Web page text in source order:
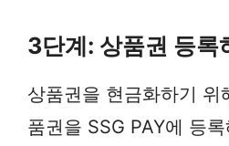
3단계: 상품권 등록
상품권을 현금화하기 위
품권을 SSG PAY에 등